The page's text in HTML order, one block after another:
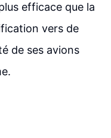
efficace que la
vers de
de ses avions